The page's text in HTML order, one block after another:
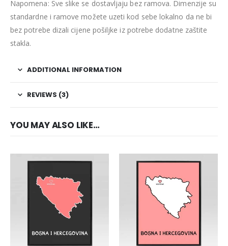
Napomena: Sve slike se dostavljaju bez ramova. Dimenzije su
standardne i ramove možete uzeti kod sebe lokalno da ne bi
bez potrebe dizali cijene pošiljke iz potrebe dodatne zaštite
stakla.
ADDITIONAL INFORMATION
REVIEWS (3)
YOU MAY ALSO LIKE…